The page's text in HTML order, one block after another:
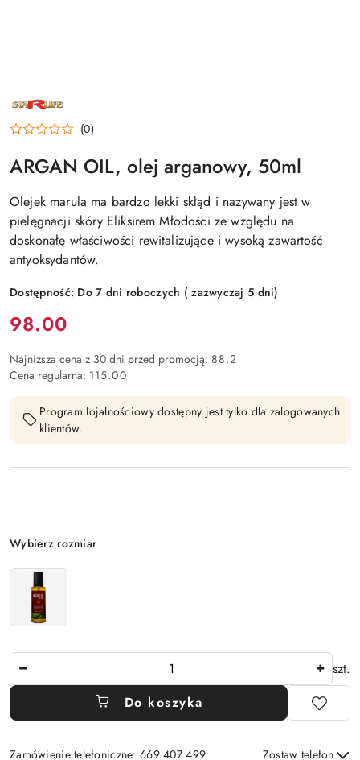
NAZWA
PRODUCENTA:
STARLIFE (0)
ARGAN OIL, olej arganowy, 50ml
Olejek marula ma bardzo lekki skłąd i nazywany jest w
pielęgnacji skóry Eliksirem Młodości ze względu na
doskonałę właściwości rewitalizujące i wysoką zawartość
antyoksydantów.
Dostępność: Do 7 dni roboczych ( zazwyczaj 5 dni)
Cena:
98.00
Najniższa cena z 30 dni przed promocją: 88.2
Cena regularna: 115.00
Program lojalnościowy dostępny jest tylko dla zalogowanych
klientów.
Wariant
Wybierz rozmiar
szt.
Do koszyka
Zamówienie telefoniczne: 669 407 499 Zostaw telefon